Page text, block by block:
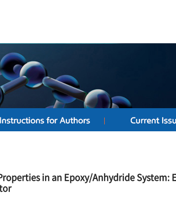
in an Epoxy/Anhydride System: